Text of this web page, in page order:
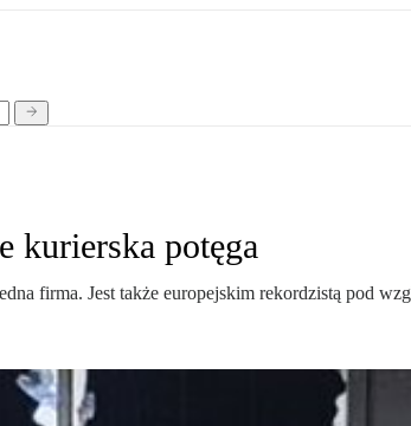
kurierska potęga
firma. Jest także europejskim rekordzistą pod